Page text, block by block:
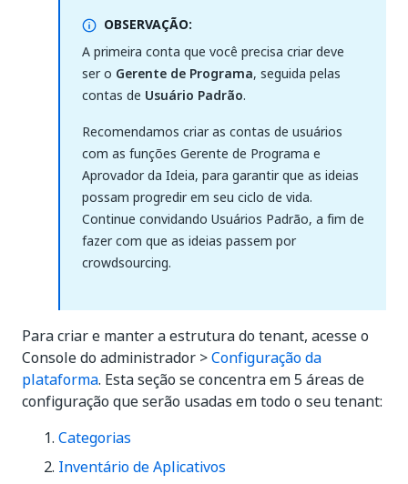
OBSERVAÇÃO:
A primeira conta que você precisa criar deve
ser o Gerente de Programa, seguida pelas
contas de Usuário Padrão.
Recomendamos criar as contas de usuários
com as funções Gerente de Programa e
Aprovador da Ideia, para garantir que as ideias
possam progredir em seu ciclo de vida.
Continue convidando Usuários Padrão, a fim de
fazer com que as ideias passem por
crowdsourcing.
Para criar e manter a estrutura do tenant, acesse o
Console do administrador >Configuração da
plataforma. Esta seção se concentra em 5 áreas de
configuração que serão usadas em todo o seu tenant:
Categorias
Inventário de Aplicativos